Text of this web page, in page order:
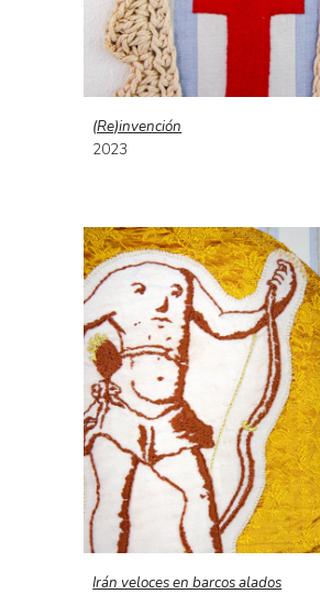
(Re)invención
2023
Irán veloces en barcos alados